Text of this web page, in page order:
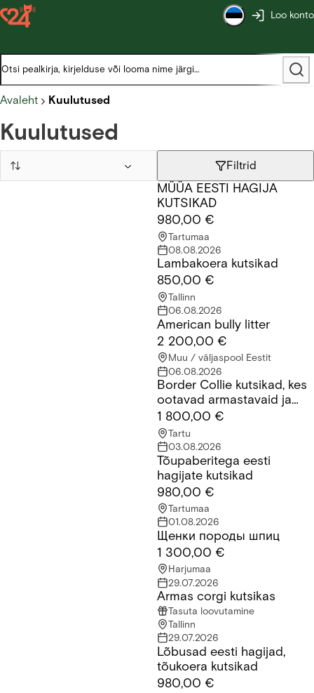
Loo konto
Avaleht Kuulutused
Kuulutused
Filtrid
MÜÜA EESTI HAGIJA KUTSIKADMÜÜA EESTI HAGIJA
KUTSIKAD
980,00 €
Tartumaa
08.08.2026
Lambakoera kutsikad
850,00 €
Tallinn
06.08.2026
American bully litter
2 200,00 €
Muu / väljaspool Eestit
06.08.2026
Border Collie kutsikad, kes ootavad armastavaid ja
Border Collie kutsikad, kes
ootavad armastavaid ja
vastutustundlikke peresid.
1 800,00 €
Tartu
03.08.2026
Tõupaberitega eesti hagijate kutsikadTõupaberitega eesti
hagijate kutsikad
980,00 €
Tartumaa
01.08.2026
Щенки породы шпиц
1 300,00 €
Harjumaa
29.07.2026
Armas corgi kutsikas
Tasuta loovutamine
Tallinn
29.07.2026
Lõbusad eesti hagijad, tõukoera kutsikadLõbusad eesti hagijad,
tõukoera kutsikad
980,00 €